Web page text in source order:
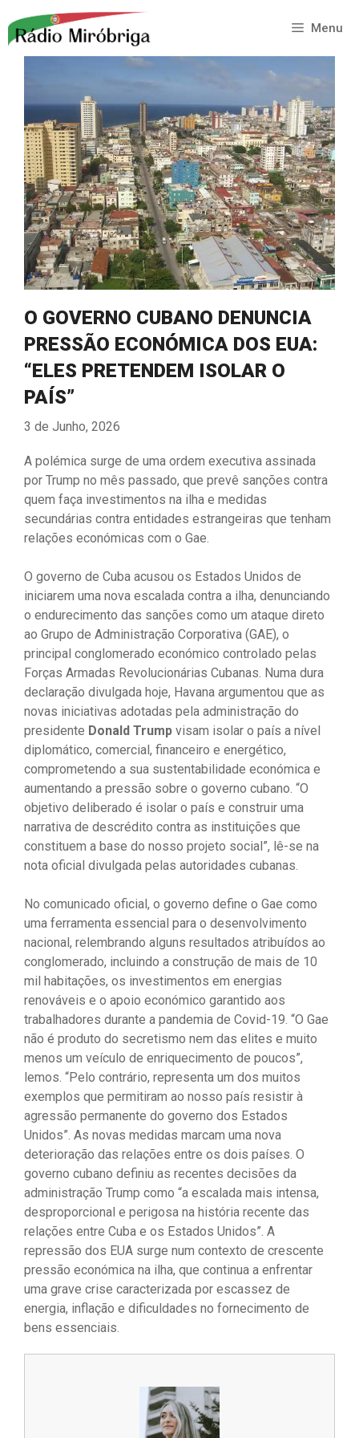
para
Menu
O GOVERNO CUBANO DENUNCIA
PRESSÃO ECONÓMICA DOS EUA:
“ELES PRETENDEM ISOLAR O
PAÍS”
3 de Junho, 2026
A polémica surge de uma ordem executiva assinada
por Trump no mês passado, que prevê sanções contra
quem faça investimentos na ilha e medidas
secundárias contra entidades estrangeiras que tenham
relações económicas com o Gae.
O governo de Cuba acusou os Estados Unidos de
iniciarem uma nova escalada contra a ilha, denunciando
o endurecimento das sanções como um ataque direto
ao Grupo de Administração Corporativa (GAE), o
principal conglomerado económico controlado pelas
Forças Armadas Revolucionárias Cubanas. Numa dura
declaração divulgada hoje, Havana argumentou que as
novas iniciativas adotadas pela administração do
presidente Donald Trump visam isolar o país a nível
diplomático, comercial, financeiro e energético,
comprometendo a sua sustentabilidade económica e
aumentando a pressão sobre o governo cubano. “O
objetivo deliberado é isolar o país e construir uma
narrativa de descrédito contra as instituições que
constituem a base do nosso projeto social”, lê-se na
nota oficial divulgada pelas autoridades cubanas.
No comunicado oficial, o governo define o Gae como
uma ferramenta essencial para o desenvolvimento
nacional, relembrando alguns resultados atribuídos ao
conglomerado, incluindo a construção de mais de 10
mil habitações, os investimentos em energias
renováveis ​​e o apoio económico garantido aos
trabalhadores durante a pandemia de Covid-19. “O Gae
não é produto do secretismo nem das elites e muito
menos um veículo de enriquecimento de poucos”,
lemos. “Pelo contrário, representa um dos muitos
exemplos que permitiram ao nosso país resistir à
agressão permanente do governo dos Estados
Unidos”. As novas medidas marcam uma nova
deterioração das relações entre os dois países. O
governo cubano definiu as recentes decisões da
administração Trump como “a escalada mais intensa,
desproporcional e perigosa na história recente das
relações entre Cuba e os Estados Unidos”. A
repressão dos EUA surge num contexto de crescente
pressão económica na ilha, que continua a enfrentar
uma grave crise caracterizada por escassez de
energia, inflação e dificuldades no fornecimento de
bens essenciais.